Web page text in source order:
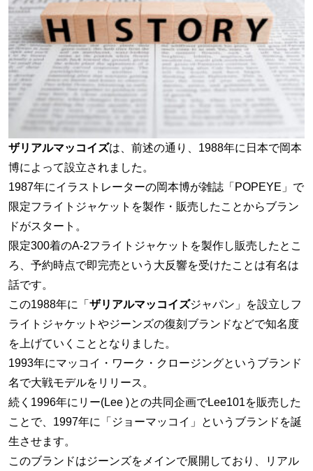
ザリアルマッコイズは、前述の通り、1988年に日本で岡本
博によって設立されました。
1987年にイラストレーターの岡本博が雑誌「POPEYE」で
限定フライトジャケットを製作・販売したことからブラン
ドがスタート。
限定300着のA-2フライトジャケットを製作し販売したとこ
ろ、予約時点で即完売という大反響を受けたことは有名は
話です。
この1988年に「ザリアルマッコイズジャパン」を設立しフ
ライトジャケットやジーンズの復刻ブランドなどで知名度
を上げていくこととなりました。
1993年にマッコイ・ワーク・クロージングというブランド
名で大戦モデルをリリース。
続く1996年にリー(Lee )との共同企画でLee101を販売した
ことで、1997年に「ジョーマッコイ」というブランドを誕
生させます。
このブランドはジーンズをメインで展開しており、リアル